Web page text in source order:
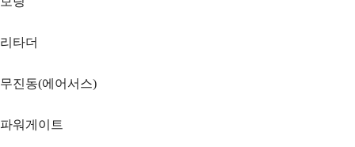
리타더
무진동(에어서스)
파워게이트